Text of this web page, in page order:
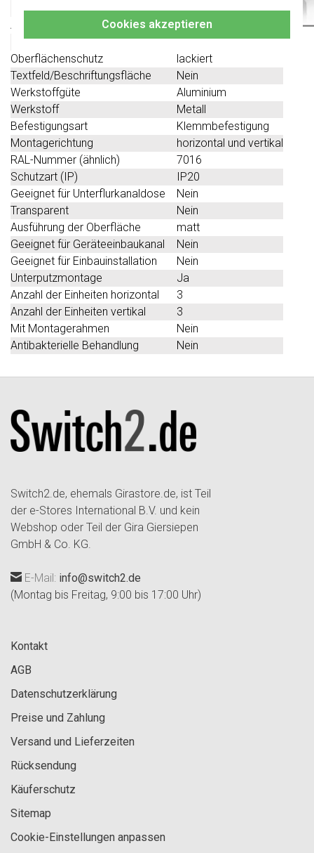
Cookies akzeptieren
Halogenfrei
Nein
Anzahl der Einheiten
3
Mit Klappdeckel
Nein
Oberflächenschutz
lackiert
Textfeld/Beschriftungsfläche
Nein
Werkstoffgüte
Aluminium
Werkstoff
Metall
Befestigungsart
Klemmbefestigung
Montagerichtung
horizontal und vertikal
RAL-Nummer (ähnlich)
7016
Schutzart (IP)
IP20
Geeignet für Unterflurkanaldose
Nein
Transparent
Nein
Ausführung der Oberfläche
matt
Geeignet für Geräteeinbaukanal
Nein
Geeignet für Einbauinstallation
Nein
Unterputzmontage
Ja
Anzahl der Einheiten horizontal
3
Anzahl der Einheiten vertikal
3
Mit Montagerahmen
Nein
Antibakterielle Behandlung
Nein
Switch2.de, ehemals Girastore.de, ist Teil
der e-Stores International B.V. und kein
Webshop oder Teil der Gira Giersiepen
GmbH & Co. KG.
E-Mail: info@switch2.de
(Montag bis Freitag, 9:00 bis 17:00 Uhr)
Kontakt
AGB
Datenschutzerklärung
Preise und Zahlung
Versand und Lieferzeiten
Rücksendung
Käuferschutz
Sitemap
Cookie-Einstellungen anpassen